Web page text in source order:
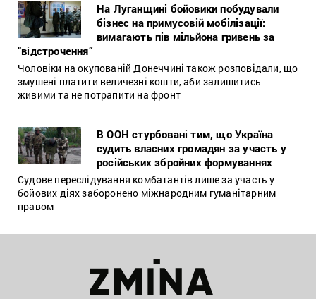
На Луганщині бойовики побудували
бізнес на примусовій мобілізації:
вимагають пів мільйона гривень за
“відстрочення”
Чоловіки на окупованій Донеччині також розповідали, що
змушені платити величезні кошти, аби залишитись
живими та не потрапити на фронт
В ООН стурбовані тим, що Україна
судить власних громадян за участь у
російських збройних формуваннях
Судове переслідування комбатантів лише за участь у
бойових діях заборонено міжнародним гуманітарним
правом